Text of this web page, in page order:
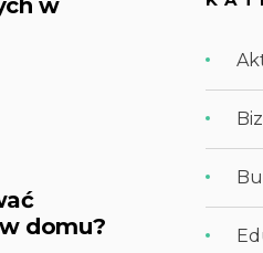
w
domu?